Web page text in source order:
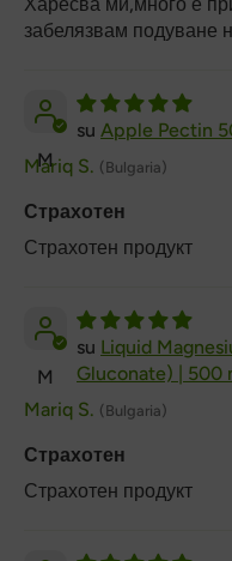
забелязвам подуване
M
Apple Pectin
Mariq S. (Bulgaria)
Страхотен
Страхотен продукт
M
Liquid
Gluconate) | 500
Mariq S. (Bulgaria)
Страхотен
Страхотен продукт